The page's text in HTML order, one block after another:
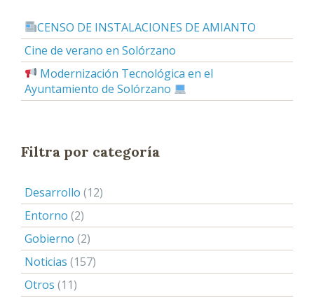
CENSO DE INSTALACIONES DE AMIANTO
Cine de verano en Solórzano
Modernización Tecnológica en el
Ayuntamiento de Solórzano
Filtra por categoría
Desarrollo (12)
Entorno (2)
Gobierno (2)
Noticias (157)
Otros (11)